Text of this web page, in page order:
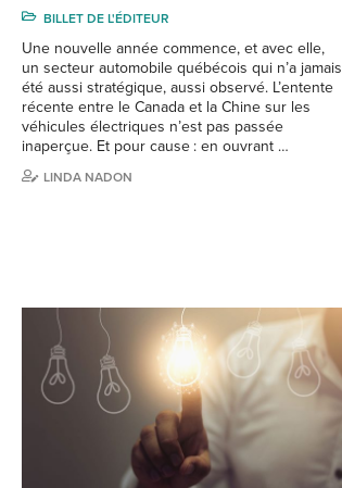
BILLET DE L'ÉDITEUR
Une nouvelle année commence, et avec elle,
un secteur automobile québécois qui n’a jamais
été aussi stratégique, aussi observé. L’entente
récente entre le Canada et la Chine sur les
véhicules électriques n’est pas passée
inaperçue. Et pour cause : en ouvrant …
LINDA NADON